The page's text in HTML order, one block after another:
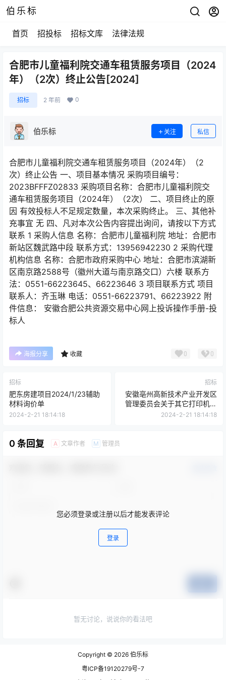
伯乐标
首页 招投标 招标文库 法律法规
合肥市儿童福利院交通车租赁服务项目（2024
年）（2次）终止公告[2024]
招标 2 年前 0
伯乐标 关注 私信
合肥市儿童福利院交通车租赁服务项目（2024年）（2
次）终止公告 一、项目基本情况 采购项目编号：
2023BFFFZ02833 采购项目名称：合肥市儿童福利院交
通车租赁服务项目（2024年）（2次） 二、项目终止的原
因 有效投标人不足规定数量，本次采购终止。 三、其他补
充事宜 无 四、凡对本次公告内容提出询问，请按以下方式
联系 1 采购人信息 名称：合肥市儿童福利院 地址：合肥市
新站区魏武路中段 联系方式：13956942230 2 采购代理
机构信息 名称：合肥市政府采购中心 地址：合肥市滨湖新
区南京路2588号（徽州大道与南京路交口）六楼 联系方
法：0551-66223645、66223646 3 项目联系方式 项目
联系人：齐玉琳 电话：0551-66223791、66223922 附
件信息： 安徽合肥公共资源交易中心网上投诉操作手册-投
标人
海报分享 收藏 0 0
招标
肥东房建项目2024/1/23辅助
材料询价单
2024-2-21 18:14:18
招标
安徽亳州高新技术产业开发区
管理委员会关于其它打印机的
网上超市采购项目终止公告
2024-2-21 18:14:18
0 条回复 A 文章作者 M 管理员
您必须登录或注册以后才能发表评论
登录
暂无讨论，说说你的看法吧
Copyright © 2026 伯乐标
粤ICP备19120279号-7